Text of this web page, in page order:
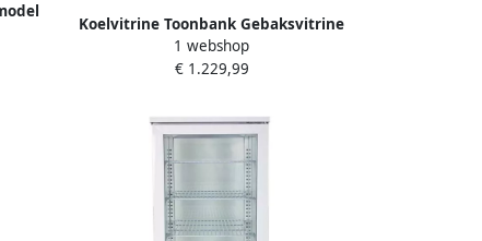
Koelvitrine Toonbank Gebaksvitrine
Capaciteit 85 L 3 Lagen LED-verlichting
Vorstvrije luchtkoeling Snelle koeling
1 webshop
€ 1.229,99